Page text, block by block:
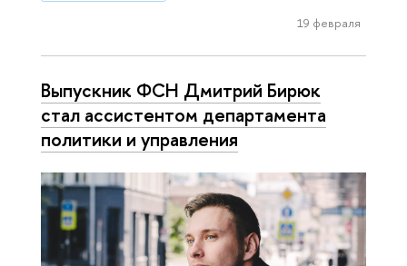
19 февраля
Выпускник ФСН Дмитрий Бирюк
стал ассистентом департамента
политики и управления